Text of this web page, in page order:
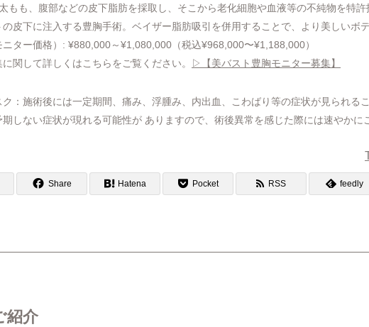
もも、腹部などの皮下脂肪を採取し、そこから老化細胞や血液等の不純物を特
の皮下に注入する豊胸手術。ベイザー脂肪吸引を併用することで、より美しいボ
ター価格）: ¥880,000～¥1,080,000（税込¥968,000〜¥1,188,000）
関して詳しくはこちらをご覧ください。
▷【美バスト豊胸モニター募集】
：施術後には一定期間、痛み、浮腫み、内出血、こわばり等の症状が見られる
期しない症状が現れる可能性が ありますので、術後異常を感じた際には速やかに
Share Hatena Pocket RSS feedly
紹介